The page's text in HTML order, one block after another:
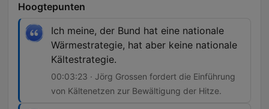
Hoogtepunten
Ich meine, der Bund hat eine nationale
Wärmestrategie, hat aber keine nationale
Kältestrategie.
00:03:23 · Jörg Grossen fordert die Einführung
von Kältenetzen zur Bewältigung der Hitze.